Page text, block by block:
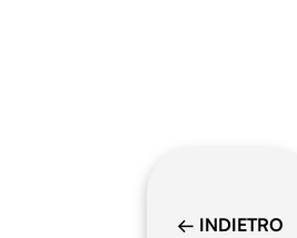
← INDIETRO